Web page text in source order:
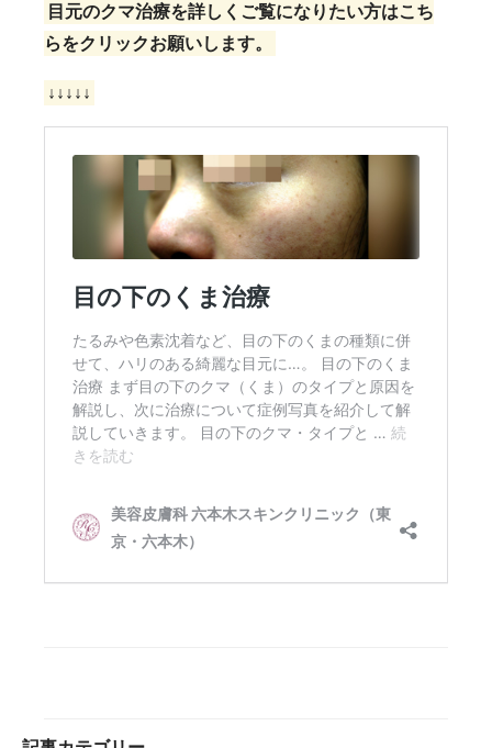
目元のクマ治療を詳しくご覧になりたい方はこち
らをクリックお願いします。
↓↓↓↓↓